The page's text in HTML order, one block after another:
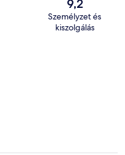
9,2
Személyzet és
kiszolgálás